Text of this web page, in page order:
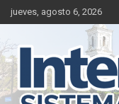
Saltar
al
jueves, agosto 6, 2026